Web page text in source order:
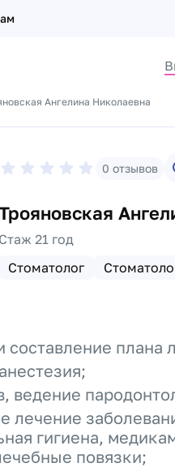
Ангелина Николаевна
0 отзывов
Стаж 21 год
Стоматолог
составление плана
ведение
лечение
гигиена,
повязки;